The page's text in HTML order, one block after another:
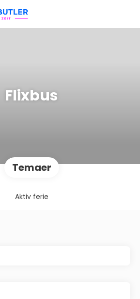
Flixbus
Temaer
Aktiv ferie